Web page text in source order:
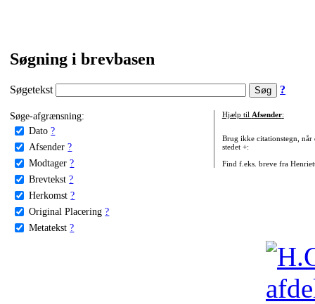
Søgning i brevbasen
Søgetekst ?
Søge-afgrænsning:
Dato ?
Afsender ?
Modtager ?
Brevtekst ?
Herkomst ?
Original Placering ?
Metatekst ?
Hjælp til Afsender:
Brug ikke citationstegn, når
stedet +:
Find f.eks. breve fra